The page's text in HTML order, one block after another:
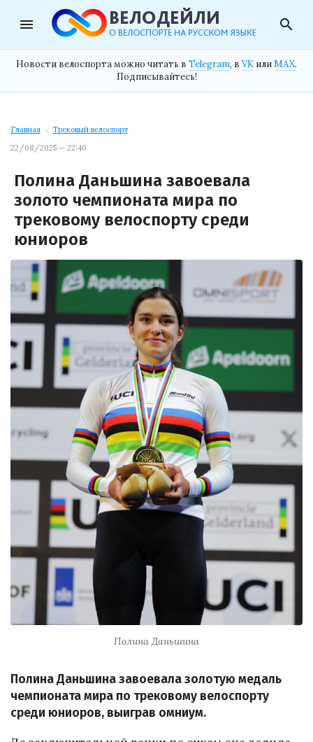
menu search
Новости велоспорта можно читать в Telegram, в VK илиMAX.
Подписывайтесь!
Главная → Трековый велоспорт
22/08/2025 — 22:40
Полина Даньшина завоевала
золото чемпионата мира по
трековому велоспорту среди
юниоров
Полина Даньшина
Полина Даньшина завоевала золотую медаль
чемпионата мира по трековому велоспорту
среди юниоров, выиграв омниум.